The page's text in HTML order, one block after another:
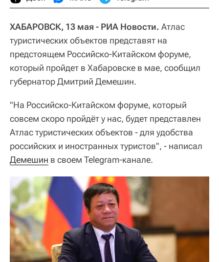
ХАБАРОВСК, 13 мая - РИА Новости. Атлас
туристических объектов представят на
предстоящем Российско-Китайском форуме,
который пройдет в Хабаровске в мае, сообщил
губернатор Дмитрий Демешин.
"На Российско-Китайском форуме, который
совсем скоро пройдёт у нас, будет представлен
Атлас туристических объектов - для удобства
российских и иностранных туристов", - написал
Демешин в своем Telegram-канале.